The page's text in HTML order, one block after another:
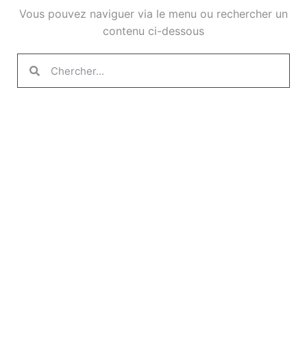
Vous pouvez naviguer via le menu ou rechercher un
contenu ci-dessous